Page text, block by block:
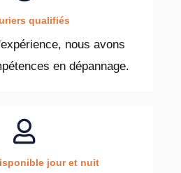
qualifiés
nous avons
en dépannage.
jour et nuit